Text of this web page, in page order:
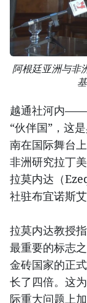
阿根廷亚洲与非
越通社河内——
“伙伴国”，这
南在国际舞台
非洲研究拉丁
拉莫内达（
社驻布宜诺斯
拉莫内达教授
最重要的标志
金砖国家的正
长了四倍。这
际重大问题上